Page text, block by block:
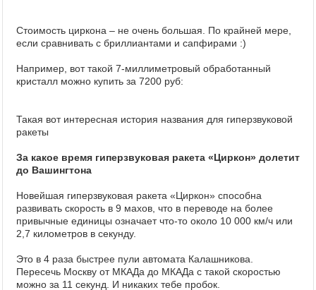
Стоимость циркона – не очень большая. По крайней мере,
если сравнивать с бриллиантами и сапфирами :)
Например, вот такой 7-миллиметровый обработанный
кристалл можно купить за 7200 руб:
Такая вот интересная история названия для гиперзвуковой
ракеты
За какое время гиперзвуковая ракета «Циркон» долетит
до Вашингтона
Новейшая гиперзвуковая ракета «Циркон» способна
развивать скорость в 9 махов, что в переводе на более
привычные единицы означает что-то около 10 000 км/ч или
2,7 километров в секунду.
Это в 4 раза быстрее пули автомата Калашникова.
Пересечь Москву от МКАДа до МКАДа с такой скоростью
можно за 11 секунд. И никаких тебе пробок.